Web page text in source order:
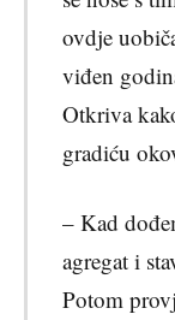
ovdje
viđen
Otkriva
gradiću
– Kad
agregat i
Potom